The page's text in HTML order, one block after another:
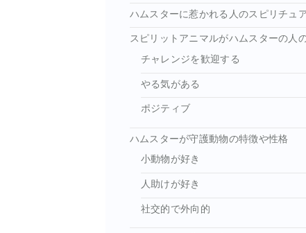
ハムスターに惹かれる人のスピリチュ
スピリットアニマルがハムスターの人
チャレンジを歓迎する
やる気がある
ポジティブ
ハムスターが守護動物の特徴や性格
小動物が好き
人助けが好き
社交的で外向的